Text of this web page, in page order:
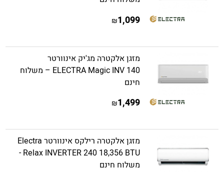
1,099
₪
מזגן אלקטרה מג'יק אינוורטר
ELECTRA Magic INV 140 – משלוח
חינם
1,499
₪
מזגן אלקטרה רילקס אינוורטר Electra
Relax INVERTER 240 18,356 BTU -
משלוח חינם